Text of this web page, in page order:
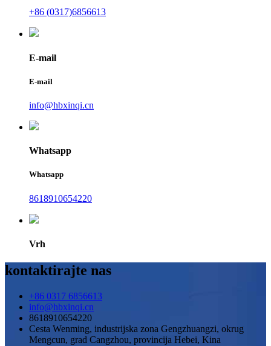
+86 (0317)6856613
E-mail
E-mail
info@hbxinqi.cn
Whatsapp
Whatsapp
8618910654220
Vrh
kontaktirajte nas
+86 0317 6856613
info@hbxinqi.cn
8618910654220
Cesta Wenming, industrijska zona Gengzhuangzi, okrug
Mengcun, grad Cangzhou, provincija Hebei, Kina